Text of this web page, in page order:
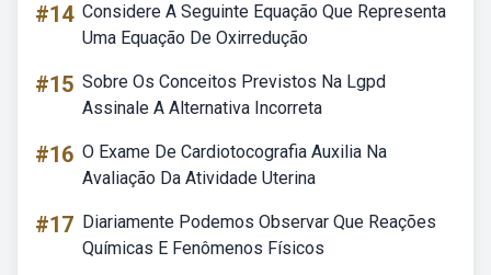
#14 Considere A Seguinte Equação Que Representa
Uma Equação De Oxirredução
#15 Sobre Os Conceitos Previstos Na Lgpd
Assinale A Alternativa Incorreta
#16 O Exame De Cardiotocografia Auxilia Na
Avaliação Da Atividade Uterina
#17 Diariamente Podemos Observar Que Reações
Químicas E Fenômenos Físicos